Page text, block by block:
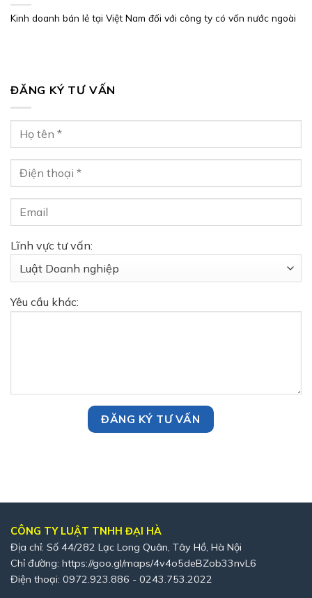
Kinh doanh bán lẻ tại Việt Nam đối với công ty có vốn nước ngoài
ĐĂNG KÝ TƯ VẤN
Lĩnh vực tư vấn:
Yêu cầu khác:
CÔNG TY LUẬT TNHH ĐẠI HÀ
Địa chỉ: Số 44/282 Lạc Long Quân, Tây Hồ, Hà Nội
Chỉ đường: https://goo.gl/maps/4v4o5deBZob33nvL6
Điện thoại: 0972.923.886 - 0243.753.2022